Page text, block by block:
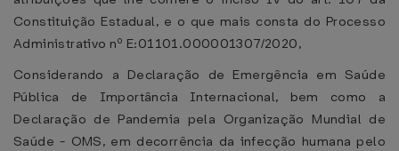
Constituição Estadual, e o que mais consta do Processo
Administrativo nº E:01101.000001307/2020,
Considerando a Declaração de Emergência em Saúde
Pública de Importância Internacional, bem como a
Declaração de Pandemia pela Organização Mundial de
Saúde - OMS, em decorrência da infecção humana pelo